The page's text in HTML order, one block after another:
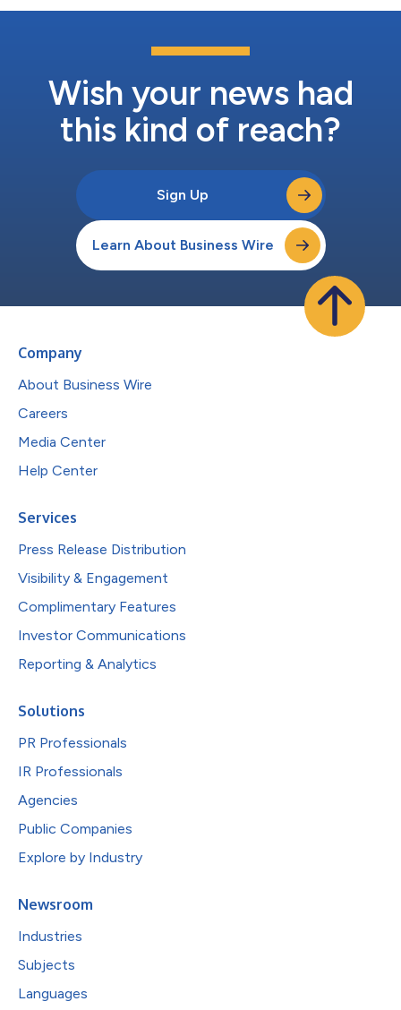
Wish your news had
this kind of reach?
Sign Up
Learn About Business Wire
Company
About Business Wire
Careers
Media Center
Help Center
Services
Press Release Distribution
Visibility & Engagement
Complimentary Features
Investor Communications
Reporting & Analytics
Solutions
PR Professionals
IR Professionals
Agencies
Public Companies
Explore by Industry
Newsroom
Industries
Subjects
Languages